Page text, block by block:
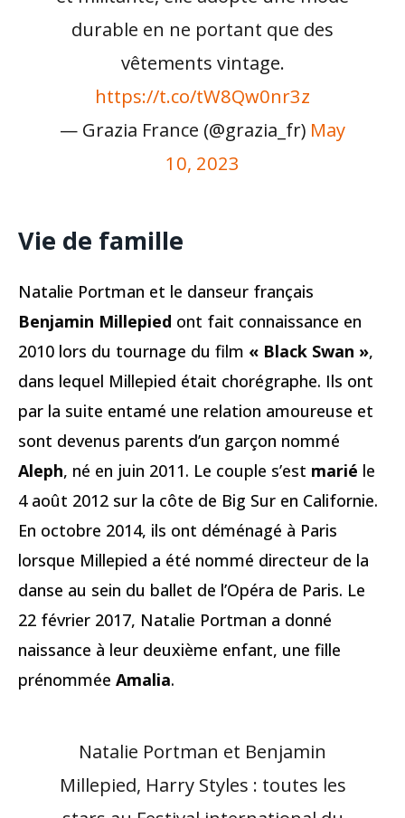
durable en ne portant que des
vêtements vintage.
https://t.co/tW8Qw0nr3z
— Grazia France (@grazia_fr) May
10, 2023
Vie de famille
Natalie Portman et le danseur français
Benjamin Millepied ont fait connaissance en
2010 lors du tournage du film « Black Swan »,
dans lequel Millepied était chorégraphe. Ils ont
par la suite entamé une relation amoureuse et
sont devenus parents d’un garçon nommé
Aleph, né en juin 2011. Le couple s’est marié le
4 août 2012 sur la côte de Big Sur en Californie.
En octobre 2014, ils ont déménagé à Paris
lorsque Millepied a été nommé directeur de la
danse au sein du ballet de l’Opéra de Paris. Le
22 février 2017, Natalie Portman a donné
naissance à leur deuxième enfant, une fille
prénommée Amalia.
Natalie Portman et Benjamin
Millepied, Harry Styles : toutes les